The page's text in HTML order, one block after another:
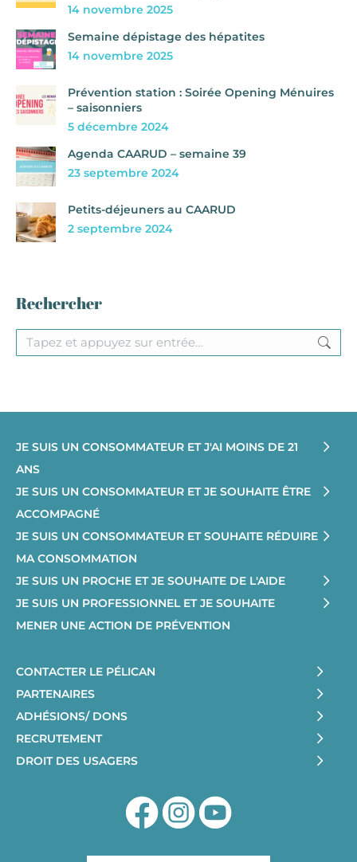
14 novembre 2025
Semaine dépistage des hépatites
14 novembre 2025
Prévention station : Soirée Opening Ménuires
– saisonniers
5 décembre 2024
Agenda CAARUD – semaine 39
23 septembre 2024
Petits-déjeuners au CAARUD
2 septembre 2024
Rechercher
Recherche
JE SUIS UN CONSOMMATEUR ET J'AI MOINS DE 21
ANS
JE SUIS UN CONSOMMATEUR ET JE SOUHAITE ÊTRE
ACCOMPAGNÉ
JE SUIS UN CONSOMMATEUR ET SOUHAITE RÉDUIRE
MA CONSOMMATION
JE SUIS UN PROCHE ET JE SOUHAITE DE L'AIDE
JE SUIS UN PROFESSIONNEL ET JE SOUHAITE
MENER UNE ACTION DE PRÉVENTION
CONTACTER LE PÉLICAN
PARTENAIRES
ADHÉSIONS/ DONS
RECRUTEMENT
DROIT DES USAGERS